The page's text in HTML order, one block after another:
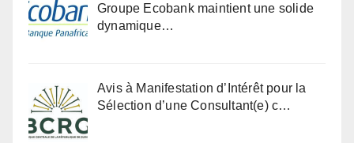
Groupe Ecobank maintient une solide
dynamique…
Avis à Manifestation d’Intérêt pour la
Sélection d’une Consultant(e) c…